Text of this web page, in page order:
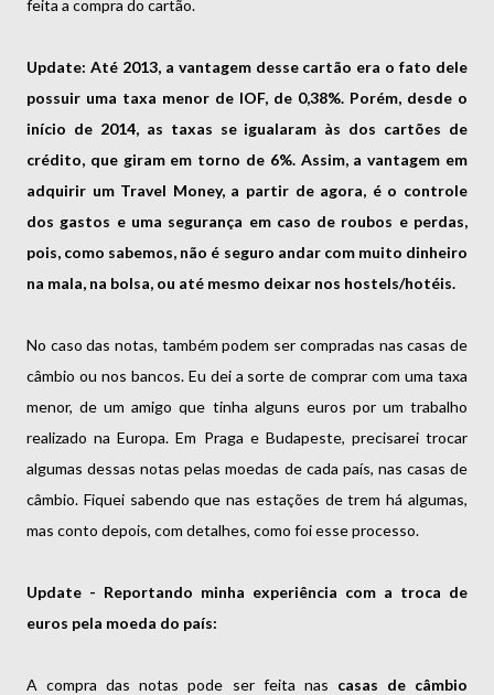
feita a compra do cartão.
Update: Até 2013, a vantagem desse cartão era o fato dele
possuir uma taxa menor de IOF, de 0,38%. Porém, desde o
início de 2014, as taxas se igualaram às dos cartões de
crédito, que giram em torno de 6%. Assim, a vantagem em
adquirir um Travel Money, a partir de agora, é o controle
dos gastos e uma segurança em caso de roubos e perdas,
pois, como sabemos, não é seguro andar com muito dinheiro
na mala, na bolsa, ou até mesmo deixar nos hostels/hotéis.
No caso das notas, também podem ser compradas nas casas de
câmbio ou nos bancos. Eu dei a sorte de comprar com uma taxa
menor, de um amigo que tinha alguns euros por um trabalho
realizado na Europa. Em Praga e Budapeste, precisarei trocar
algumas dessas notas pelas moedas de cada país, nas casas de
câmbio. Fiquei sabendo que nas estações de trem há algumas,
mas conto depois, com detalhes, como foi esse processo.
Update - Reportando minha experiência com a troca de
euros pela moeda do país:
A compra das notas pode ser feita nas casas de câmbio